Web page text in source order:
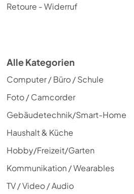
Retoure - Widerruf
Alle Kategorien
Computer / Büro / Schule
Foto / Camcorder
Gebäudetechnik/Smart-Home
Haushalt & Küche
Hobby/Freizeit/Garten
Kommunikation / Wearables
TV / Video / Audio